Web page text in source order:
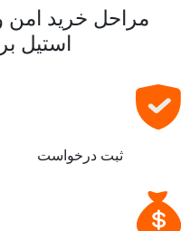
مراحل خرید امن
استیل
ثبت درخواست